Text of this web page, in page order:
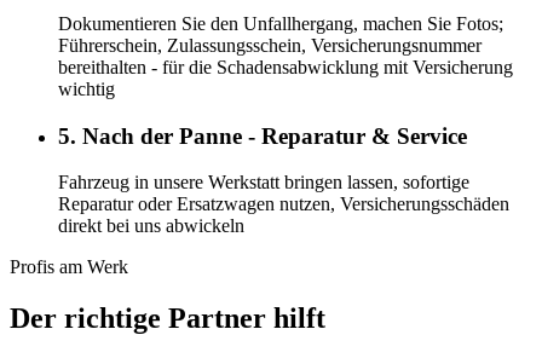
Dokumentieren Sie den Unfallhergang, machen Sie Fotos;
Führerschein, Zulassungsschein, Versicherungsnummer
bereithalten - für die Schadensabwicklung mit Versicherung
wichtig
5. Nach der Panne - Reparatur & Service
Fahrzeug in unsere Werkstatt bringen lassen, sofortige
Reparatur oder Ersatzwagen nutzen, Versicherungsschäden
direkt bei uns abwickeln
Profis am Werk
Der richtige Partner hilft